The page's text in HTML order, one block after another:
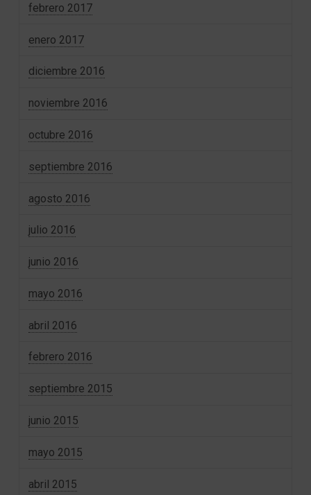
febrero 2017
enero 2017
diciembre 2016
noviembre 2016
octubre 2016
septiembre 2016
agosto 2016
julio 2016
junio 2016
mayo 2016
abril 2016
febrero 2016
septiembre 2015
junio 2015
mayo 2015
abril 2015